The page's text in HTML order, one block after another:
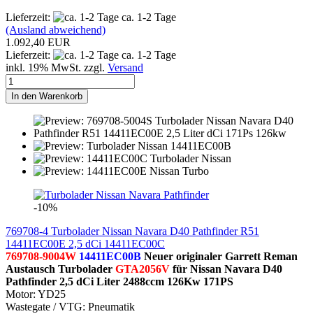
Lieferzeit:
ca. 1-2 Tage
(Ausland abweichend)
1.092,40 EUR
Lieferzeit:
ca. 1-2 Tage
inkl. 19% MwSt. zzgl. Versand
In den Warenkorb
-10%
769708-4 Turbolader Nissan Navara D40 Pathfinder R51
14411EC00E 2,5 dCi 14411EC00C
769708-9004W 14411EC00B Neuer originaler Garrett Reman
Austausch Turbolader GTA2056V für Nissan Navara D40
Pathfinder 2,5 dCi Liter 2488ccm 126Kw 171PS
Motor: YD25
Wastegate / VTG: Pneumatik